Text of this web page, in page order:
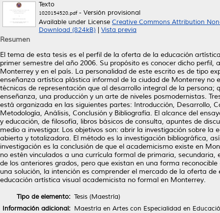
Texto
1020154520.pdf- Versión provisional
Available under License Creative Commons Attribution
Download (824kB)
Vista previa
Resumen
El tema de esta tesis es el perfil de la oferta de la educación
primer semestre del año 2006. Su propósito es conocer dicho
Monterrey y en el país. La personalidad de este escrito es de tipo
enseñanza artística plástica informal de la ciudad de Monterrey
técnicas de representación que al desarrollo integral de la
enseñanza, una producción y un arte de niveles posmodernistas.
está organizada en las siguientes partes: Introducción, Desarrollo,
Metodología, Análisis, Conclusión y Bibliografía. El alcance del
y educación, de filosofía, libros básicos de consulta, apuntes de
medio a investigar. Los objetivos son: abrir la investigación sobre
abierta y totalizadora. El método es la investigación bibliográfica,
investigación es la conclusión de que el academicismo existe en
no estén vinculados a una currícula formal de primaria,
de los anteriores grados, pero que existan en una forma
una solución, la intención es comprender el mercado de la oferta
educación artística visual academicista no formal en Monterrey.
Tipo de elemento: Tesis (Maestría)
Información adicional: Maestría en Artes con Especialidad en